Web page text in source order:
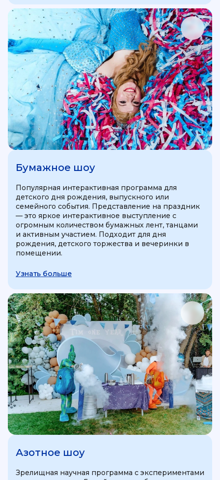
Бумажное шоу
Популярная интерактивная программа для
детского дня рождения, выпускного или
семейного события. Представление на праздник
— это яркое интерактивное выступление с
огромным количеством бумажных лент, танцами
и активным участием. Подходит для дня
рождения, детского торжества и вечеринки в
помещении.
Узнать больше
Азотное шоу
Зрелищная научная программа с экспериментами